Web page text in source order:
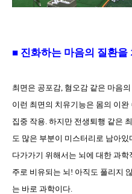
■ 진화하는 마음의 질환을
최면은 공포감, 혐오감 같은 마음
이런 최면의 치유기능은 몸의 이
집중 작용. 하지만 전생퇴행 같은
도 많은 부분이 미스터리로 남아
다가가기 위해서는 뇌에 대한 과
주로 비유되는 뇌! 아직도 풀리지
는 바로 과학이다.